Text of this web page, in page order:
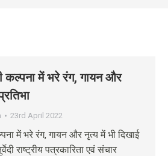
कल्पना में भरे रंग, गायन और
23rd April 2022
में भरे रंग, गायन और नृत्य में भी दिखाई
राष्ट्रीय पत्रकारिता एवं संचार